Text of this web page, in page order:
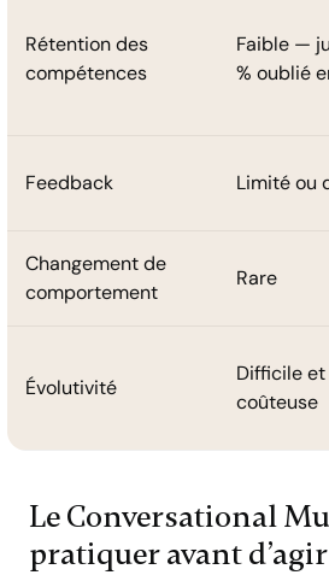
Rétention des
compétences
Faible —
% oublié
Feedback Limité ou
Changement de
comportement
Rare
Évolutivité
Difficile et
coûteuse
Le Conversational
pratiquer avant d’agir